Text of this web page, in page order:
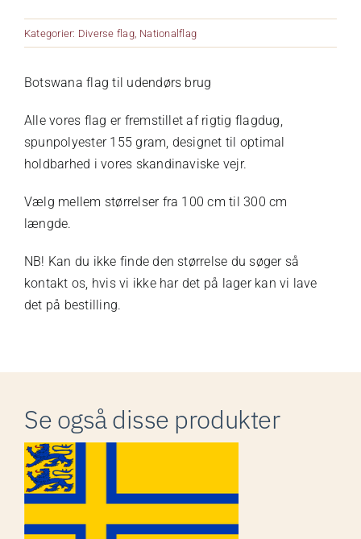
Kurv
Kontakt
Kategorier: Diverse flag, Nationalflag
Botswana flag til udendørs brug
Alle vores flag er fremstillet af rigtig flagdug,
spunpolyester 155 gram, designet til optimal
holdbarhed i vores skandinaviske vejr.
Vælg mellem størrelser fra 100 cm til 300 cm
længde.
NB! Kan du ikke finde den størrelse du søger så
kontakt os, hvis vi ikke har det på lager kan vi lave
det på bestilling.
Se også disse produkter
Sønderjylland-Slesvig (m.
emblem)